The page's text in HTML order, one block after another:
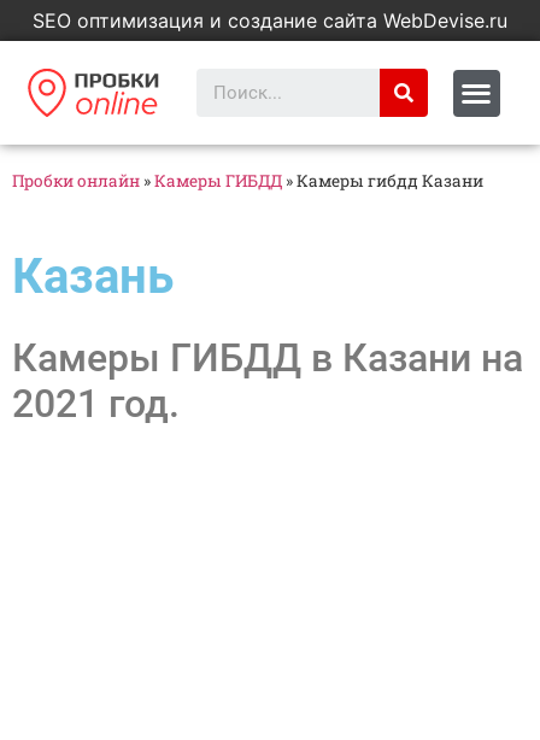
SEO оптимизация и создание сайта WebDevise.ru
Пробки онлайн »Камеры ГИБДД »Камеры гибдд Казани
Казань
Камеры ГИБДД в Казани на
2021 год.